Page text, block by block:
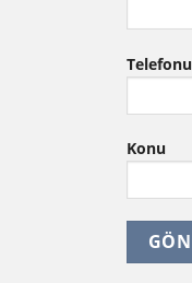
Konu